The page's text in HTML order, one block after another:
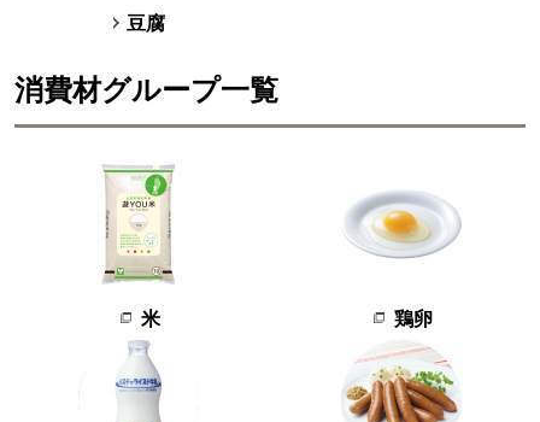
豆腐
消費材グループ一覧
米 鶏卵